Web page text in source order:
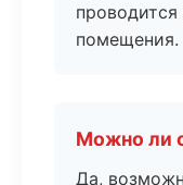
помещения.
Можно ли
Да,